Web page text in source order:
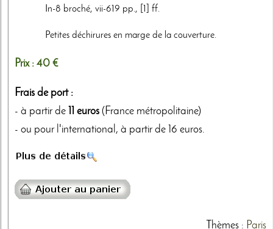
In-8 broché, vii-619 pp., [1] ff.
Petites déchirures en marge de la couverture.
Prix : 40 €
Frais de port :
- à partir de
11 euros (France métropolitaine)
- ou pour l'international, à partir de 16 euros.
Thèmes: Paris